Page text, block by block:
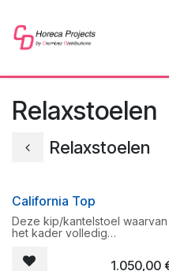
Relaxstoelen
Relaxstoelen
California Top
Deze kip/kantelstoel waarvan
het kader volledig
behoort bij de topklasse in zijn
segment. De doek zit volledig
1.050,00